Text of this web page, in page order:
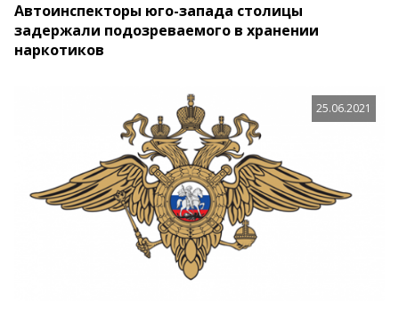
Автоинспекторы юго-запада столицы
задержали подозреваемого в хранении
наркотиков
25.06.2021